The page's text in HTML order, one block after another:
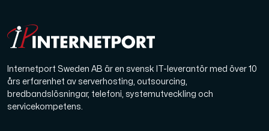
Plesk
Hosta omfattande webbplatser och obegränsat antal
Internetport Sweden AB är en svensk IT-leverantör med över 10
års erfarenhet av serverhosting, outsourcing,
bredbandslösningar, telefoni, systemutveckling och
servicekompetens.